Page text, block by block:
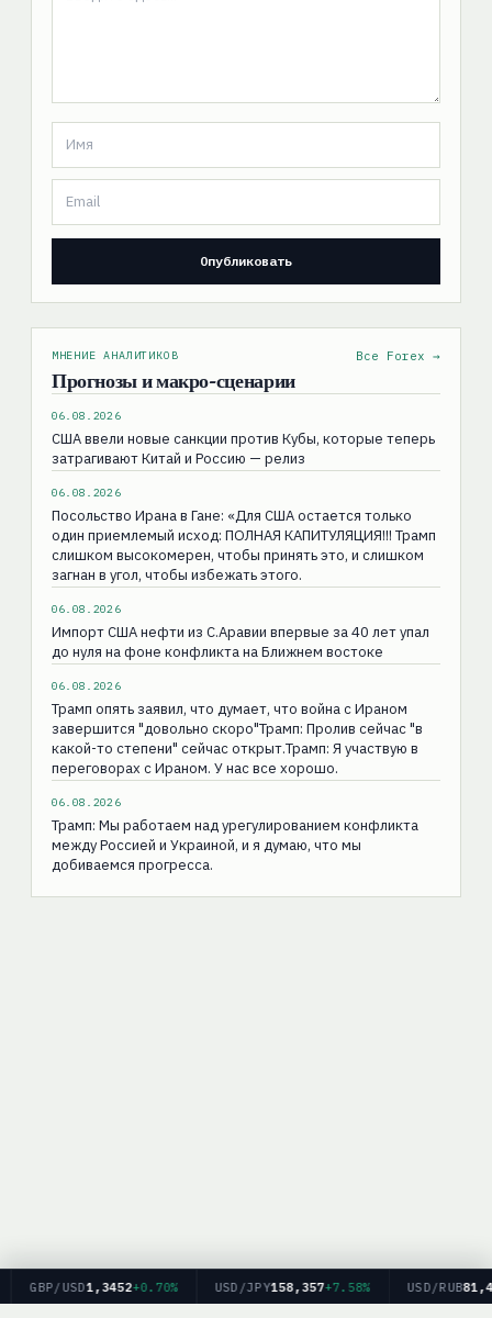
МНЕНИЕ АНАЛИТИКОВ
Прогнозы и макро-сценарии
Все Forex →
06.08.2026
США ввели новые санкции против Кубы, которые теперь
затрагивают Китай и Россию — релиз
06.08.2026
Посольство Ирана в Гане: «Для США остаeтся только
один приемлемый исход: ПОЛНАЯ КАПИТУЛЯЦИЯ!!! Трамп
слишком высокомерен, чтобы принять это, и слишком
загнан в угол, чтобы избежать этого.
06.08.2026
Импорт США нефти из С.Аравии впервые за 40 лет упал
до нуля на фоне конфликта на Ближнем востоке
06.08.2026
Трамп опять заявил, что думает, что война с Ираном
завершится "довольно скоро"Трамп: Пролив сейчас "в
какой-то степени" сейчас открыт.Трамп: Я участвую в
переговорах с Ираном. У нас все хорошо.
06.08.2026
Трамп: Мы работаем над урегулированием конфликта
между Россией и Украиной, и я думаю, что мы
добиваемся прогресса.
GBP/USD1,3452+0.70% USD/JPY158,357+7.58% USD/RUB81,46